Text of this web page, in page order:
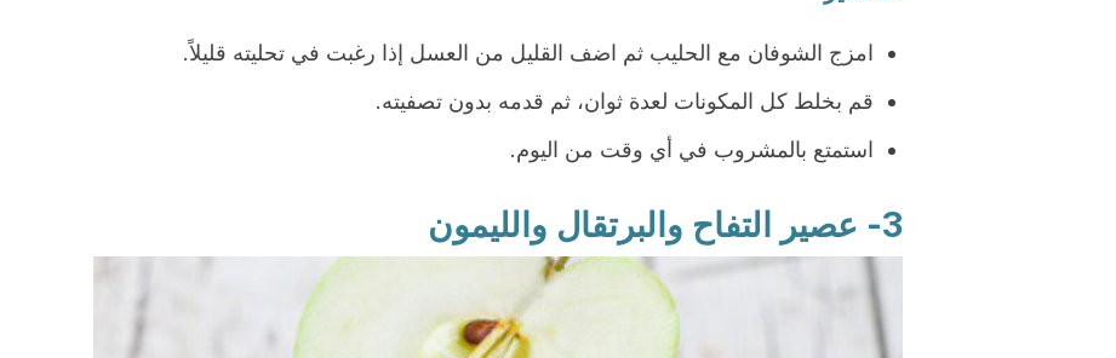
امزج الشوفان مع الحليب ثم اضف القليل من العسل إذا رغبت في تحليته قليلاً.
قم بخلط كل المكونات لعدة ثوان، ثم قدمه بدون تصفيته.
استمتع بالمشروب في أي وقت من اليوم.
3- عصير التفاح والبرتقال والليمون